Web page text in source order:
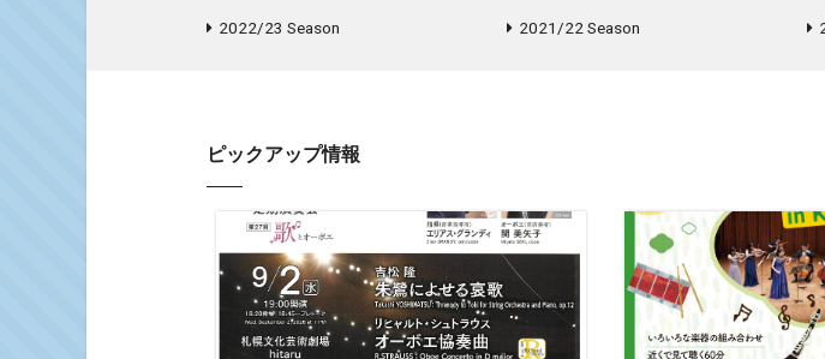
2022/23 Season
2021/22 Season
ピックアップ情報